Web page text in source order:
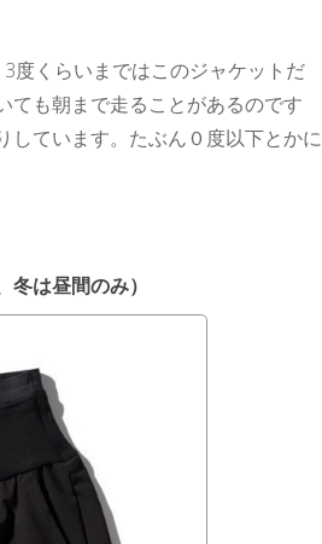
度くらいまではこのジャケットだ
ても朝まで走ることがあるのです
しています。たぶん０度以下とかに
冬は昼間のみ）